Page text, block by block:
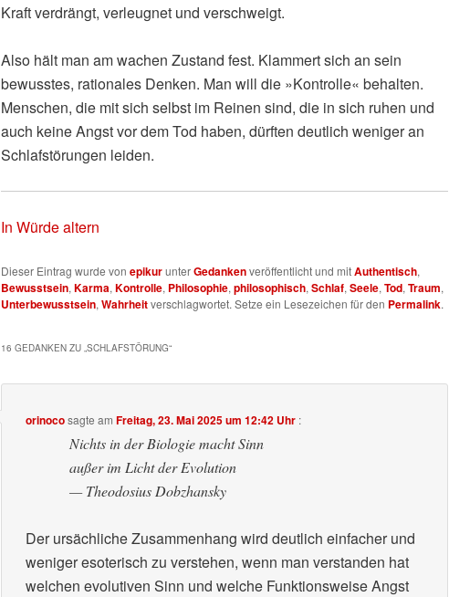
Kraft verdrängt, verleugnet und verschweigt.
Also hält man am wachen Zustand fest. Klammert sich an sein
bewusstes, rationales Denken. Man will die »Kontrolle« behalten.
Menschen, die mit sich selbst im Reinen sind, die in sich ruhen und
auch keine Angst vor dem Tod haben, dürften deutlich weniger an
Schlafstörungen leiden.
In Würde altern
Dieser Eintrag wurde von epikurunterGedankenveröffentlicht und mitAuthentisch,
Bewusstsein, Karma, Kontrolle, Philosophie, philosophisch, Schlaf, Seele, Tod, Traum,
Unterbewusstsein, Wahrheitverschlagwortet. Setze ein Lesezeichen für den Permalink.
16 GEDANKEN ZU „SCHLAFSTÖRUNG“
orinocosagte am Freitag, 23. Mai 2025 um 12:42 Uhr :
Nichts in der Biologie macht Sinn
außer im Licht der Evolution
— Theodosius Dobzhansky
Der ursächliche Zusammenhang wird deutlich einfacher und
weniger esoterisch zu verstehen, wenn man verstanden hat
welchen evolutiven Sinn und welche Funktionsweise Angst